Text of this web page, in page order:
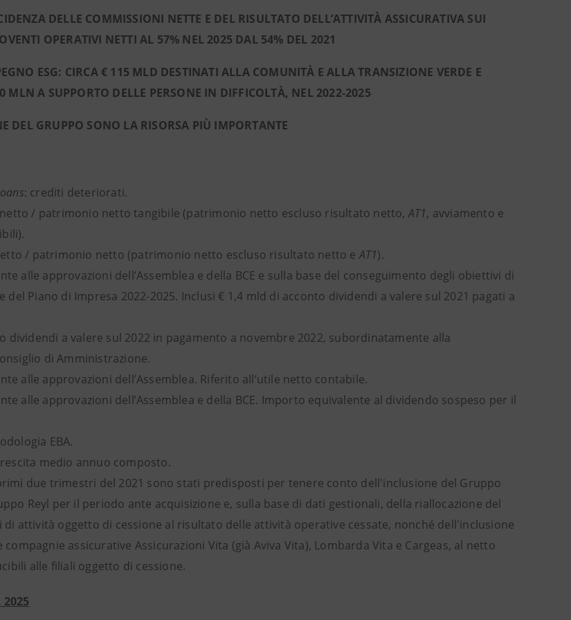
DELLE COMMISSIONI NETTE E DEL RISULTATO DELL’ATTIVITÀ ASSICURATIVA SUI
OPERATIVI NETTI AL 57% NEL 2025 DAL 54% DEL 2021
ESG: CIRCA € 115 MLD DESTINATI ALLA COMUNITÀ E ALLA TRANSIZIONE VERDE E
MLN A SUPPORTO DELLE PERSONE IN DIFFICOLTÀ, NEL 2022-2025
DEL GRUPPO SONO LA RISORSA PIÙ IMPORTANTE
: crediti deteriorati.
netto / patrimonio netto tangibile (patrimonio netto escluso risultato netto,AT1, avviamento e
/ patrimonio netto (patrimonio netto escluso risultato netto eAT1).
alle approvazioni dell’Assemblea e della BCE e sulla base del conseguimento degli obiettivi di
Piano di Impresa 2022-2025. Inclusi € 1,4 mld di acconto dividendi a valere sul 2021 pagati a
dividendi a valere sul 2022 in pagamento a novembre 2022, subordinatamente alla
di Amministrazione.
alle approvazioni dell’Assemblea. Riferito all’utile netto contabile.
alle approvazioni dell’Assemblea e della BCE. Importo equivalente al dividendo sospeso per il
EBA.
medio annuo composto.
due trimestri del 2021 sono stati predisposti per tenere conto dell'inclusione del Gruppo
Reyl per il periodo ante acquisizione e, sulla base di dati gestionali, della riallocazione del
attività oggetto di cessione al risultato delle attività operative cessate, nonché dell'inclusione
assicurative Assicurazioni Vita (già Aviva Vita), Lombarda Vita e Cargeas, al netto
alle filiali oggetto di cessione.
2025